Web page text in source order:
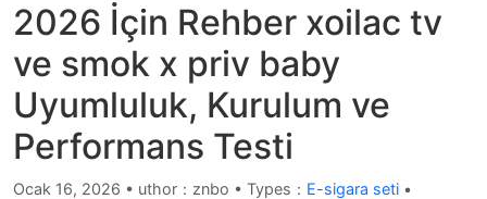
2026 İçin Rehber xoilac tv
ve smok x priv baby
Uyumluluk, Kurulum ve
Performans Testi
Ocak 16, 2026 • uthor：znbo • Types： E-sigara seti •